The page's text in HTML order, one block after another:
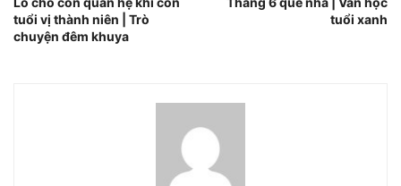
tuổi vị thành niên | Trò
chuyện đêm khuya
tuổi xanh